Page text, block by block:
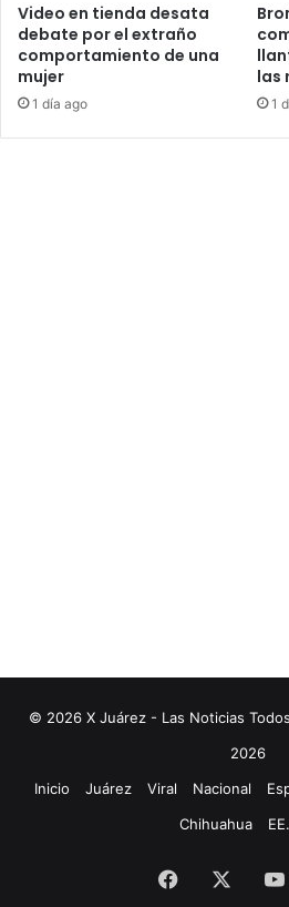
Video en tienda desata
debate por el extraño
comportamiento de una
mujer
1 día ago
las
1
© 2026 X Juárez - Las Noticias
2026
Inicio
Juárez Viral Nacional
Chihuahua
Facebook